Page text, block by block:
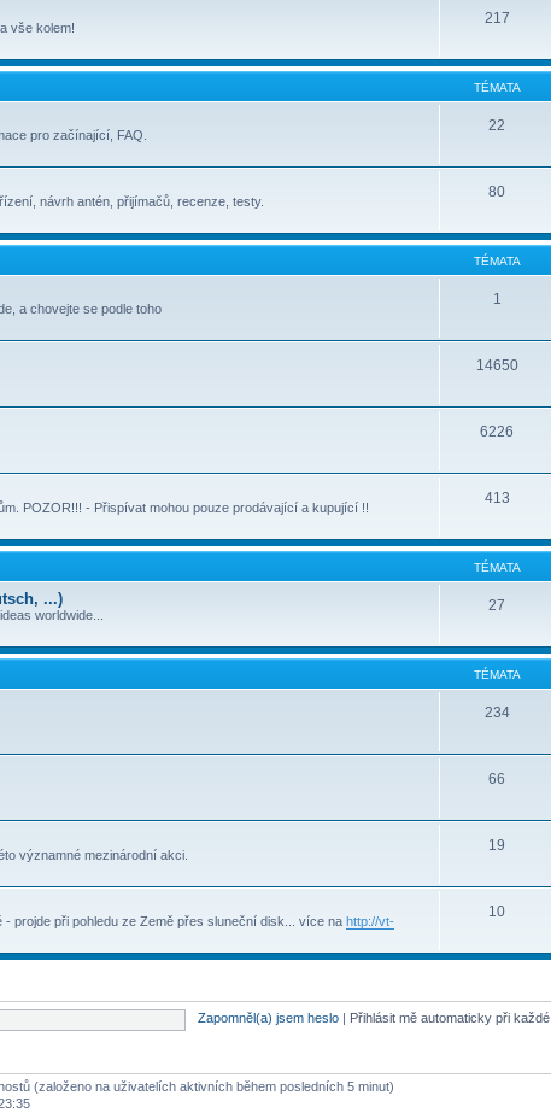
vše kolem!
217
TÉMATA
pro začínající, FAQ.
22
návrh antén, přijímačů, recenze, testy.
80
TÉMATA
a chovejte se podle toho
1
14650
6226
POZOR!!! - Přispívat mohou pouze prodávající a kupující !!
413
TÉMATA
...)
worldwide...
27
TÉMATA
234
66
významné mezinárodní akci.
19
projde při pohledu ze Země přes sluneční disk... více na http://vt-
10
Zapomněl(a) jsem heslo Přihlásit mě automaticky při
(založeno na uživatelích aktivních během posledních 5 minut)